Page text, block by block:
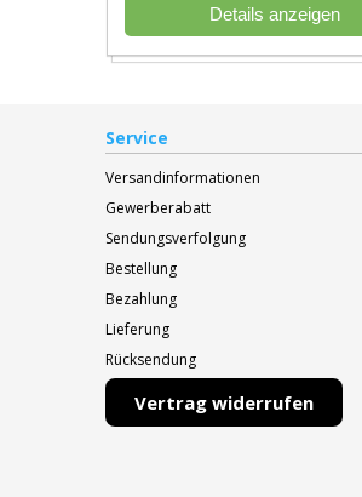
Details anzeigen
Service
Versandinformationen
Gewerberabatt
Sendungsverfolgung
Bestellung
Bezahlung
Lieferung
Rücksendung
Vertrag widerrufen